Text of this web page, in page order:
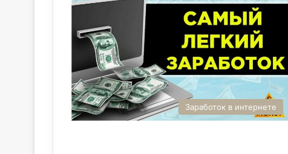
Заработок в интернете